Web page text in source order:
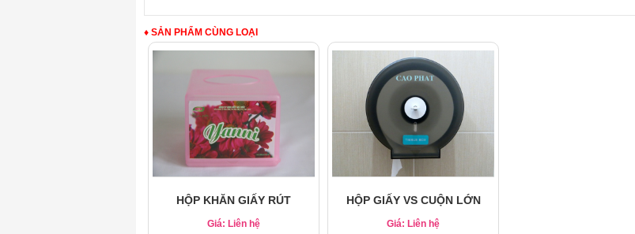
♦ SẢN PHẨM CÙNG LOẠI
HỘP KHĂN GIẤY RÚT
Giá: Liên hệ
HỘP GIẤY VS CUỘN LỚN
Giá: Liên hệ